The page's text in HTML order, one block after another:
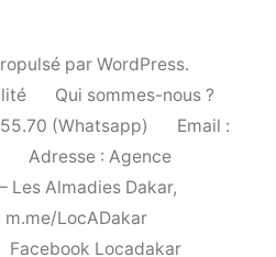
par WordPress.
Qui sommes-nous ?
(Whatsapp)
Email :
Adresse : Agence
Les Almadies Dakar,
m.me/LocADakar
Facebook Locadakar